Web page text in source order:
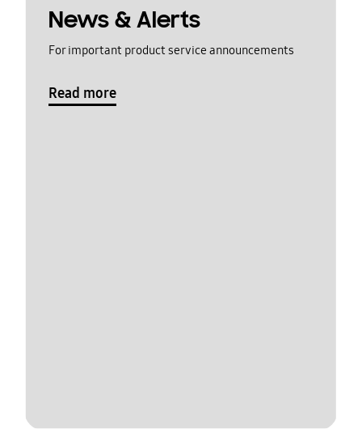
News & Alerts
For important product service announcements
Read more